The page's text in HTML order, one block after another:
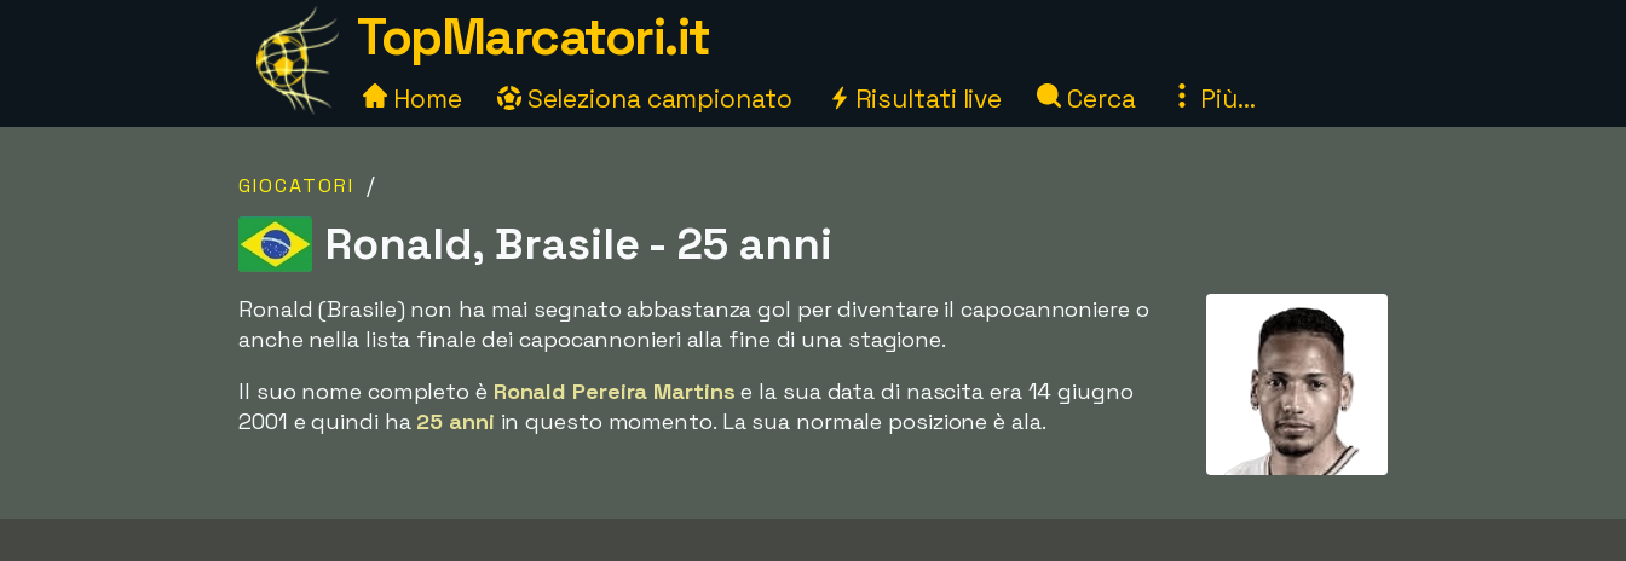
TopMarcatori.it
Home Seleziona campionato Risultati live Cerca Più...
GIOCATORI /
Ronald, Brasile - 25 anni
Ronald (Brasile) non ha mai segnato abbastanza gol per diventare il capocannoniere o
anche nella lista finale dei capocannonieri alla fine di una stagione.
Il suo nome completo è Ronald Pereira Martins e la sua data di nascita era 14 giugno
2001 e quindi ha 25 anni in questo momento. La sua normale posizione è ala.